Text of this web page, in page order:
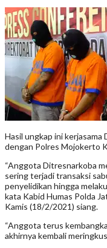
Hasil ungkap ini kerjasama
dengan Polres Mojokerto
“Anggota Ditresnarkoba
sering terjadi transaksi
penyelidikan hingga
kata Kabid Humas Polda
Kamis (18/2/2021) siang.
“Anggota terus
akhirnya kembali